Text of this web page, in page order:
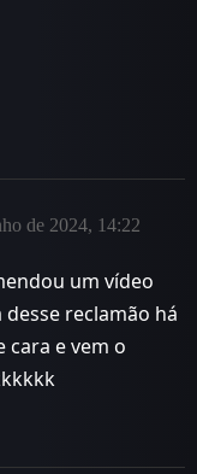
de 2024, 14:22
um vídeo
reclamão há
cara e vem o